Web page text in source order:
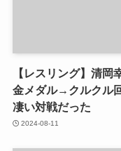
【レスリング】清岡
金メダル→クルクル
凄い対戦だった
2024-08-11